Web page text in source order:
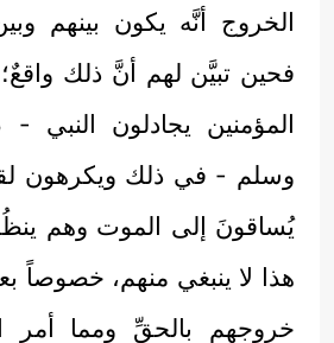
الخروج أنَّه يكون بينهم
فحين تبيَّن لهم أنَّ ذلك
المؤمنين يجادلون النبي
وسلم - في ذلك ويكرهون
يُساقونَ إلى الموت وهم
هذا لا ينبغي منهم، خصوصاً
خروجهم بالحقِّ ومما أمر